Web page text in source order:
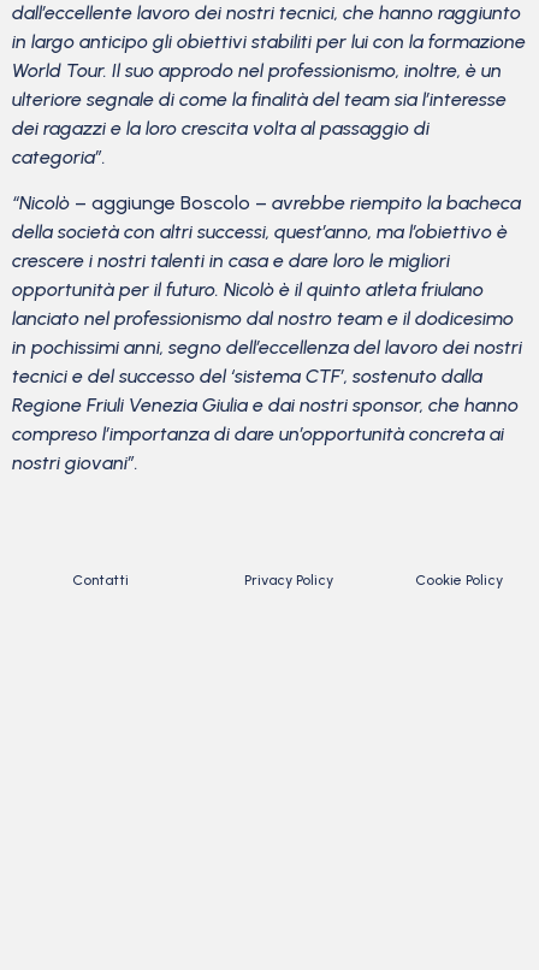
dall’eccellente lavoro dei nostri tecnici, che hanno raggiunto
in largo anticipo gli obiettivi stabiliti per lui con la formazione
World Tour. Il suo approdo nel professionismo, inoltre, è un
ulteriore segnale di come la finalità del team sia l’interesse
dei ragazzi e la loro crescita volta al passaggio di
categoria”.
“Nicolò – aggiunge Boscolo – avrebbe riempito la bacheca
della società con altri successi, quest’anno, ma l’obiettivo è
crescere i nostri talenti in casa e dare loro le migliori
opportunità per il futuro. Nicolò è il quinto atleta friulano
lanciato nel professionismo dal nostro team e il dodicesimo
in pochissimi anni, segno dell’eccellenza del lavoro dei nostri
tecnici e del successo del ‘sistema CTF’, sostenuto dalla
Regione Friuli Venezia Giulia e dai nostri sponsor, che hanno
compreso l’importanza di dare un’opportunità concreta ai
nostri giovani”.
Contatti Privacy Policy Cookie Policy